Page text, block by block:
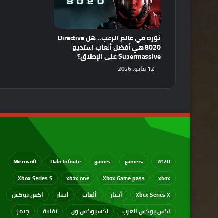
ثورة في عالم الرعب.. هل Directive
8020 هي أفضل ألعاب استديو
Supermassive على الإطلاق؟
12 مايو، 2026
2020
gamers
games
Halo Infinite
Microsoft
xbox
Xbox Game pass
xbox one
Xbox Series S
Xbox Series X
أخبار ألعاب اخبار
اكس بوكس
اكس بوكس العرب
اكسبوكس ون تقنية جيمز